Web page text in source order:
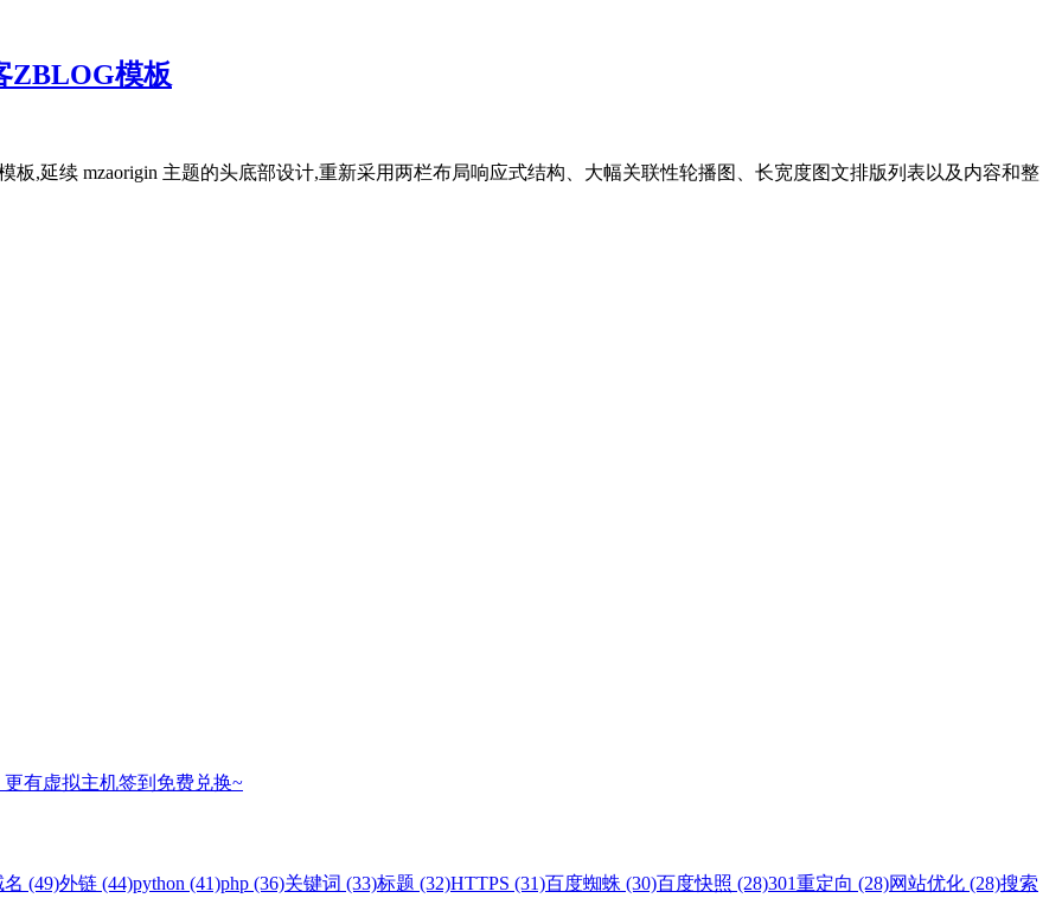
ZBLOG模板
板,延续 mzaorigin 主题的头底部设计,重新采用两栏布局响应式结构、大幅关联性轮播图、长宽度图文排版列表以及内容和整
有虚拟主机签到免费兑换~
名 (49)外链 (44)python (41)php (36)关键词 (33)标题 (32)HTTPS (31)百度蜘蛛 (30)百度快照 (28)301重定向 (28)网站优化 (28)搜索